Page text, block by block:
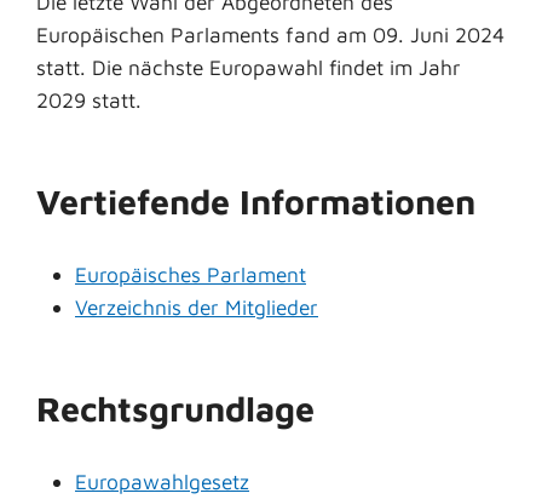
Europäischen Parlaments fand am 09. Juni 2024
statt. Die nächste Europawahl findet im Jahr
2029 statt.
Vertiefende Informationen
Europäisches Parlament
Verzeichnis der Mitglieder
Rechtsgrundlage
Europawahlgesetz